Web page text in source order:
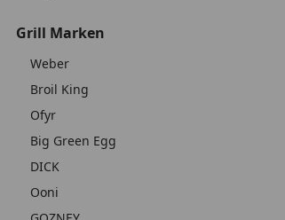
Grill Marken
Weber
Broil King
Ofyr
Big Green Egg
DICK
Ooni